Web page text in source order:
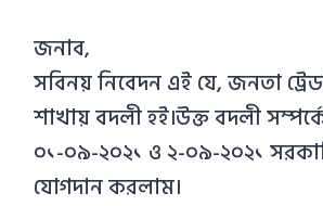
জনাব,
সবিনয় নিবেদন এই যে, জনতা
শাখায় বদলী হই।উক্ত বদলী
০১-০৯-২০২১ ও ২-০৯-২০২১
যোগদান করলাম।